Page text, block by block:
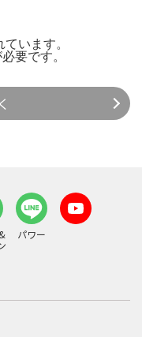
います。
要です。
パワー